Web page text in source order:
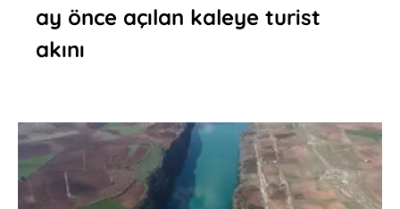
ay önce açılan kaleye turist
akını